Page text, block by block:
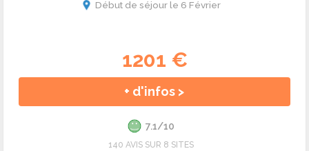
Début de séjour le 6 Février
1201 €
+ d'infos >
7.1/10
140 AVIS SUR 8 SITES